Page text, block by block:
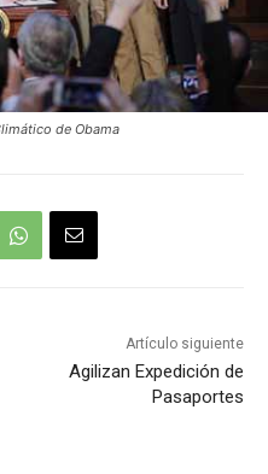
de Obama
Artículo siguiente
Agilizan Expedición de
Pasaportes